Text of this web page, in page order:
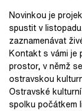
Novinkou je
spustit v
zaznamenávat
Kontakt s vámi je
prostor, v němž
ostravskou
Ostravské
spolku počátkem